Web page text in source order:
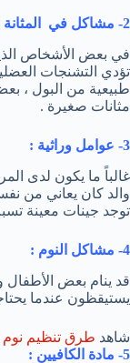
2- مشاكل في المثانة :
في بعض الأشخاص
تؤدي التشنجات
طبيعية من البول ،
مثانات صغيرة .
3- عوامل وراثية :
غالباً ما يكون لدى
والد كان يعاني من
توجد جينات معينة
4- مشاكل النوم :
قد ينام بعض الأطفال
يستيقظون عندما
شاهد طرق تنظيم نوم الرضيع 13
5- مادة الكافيين :